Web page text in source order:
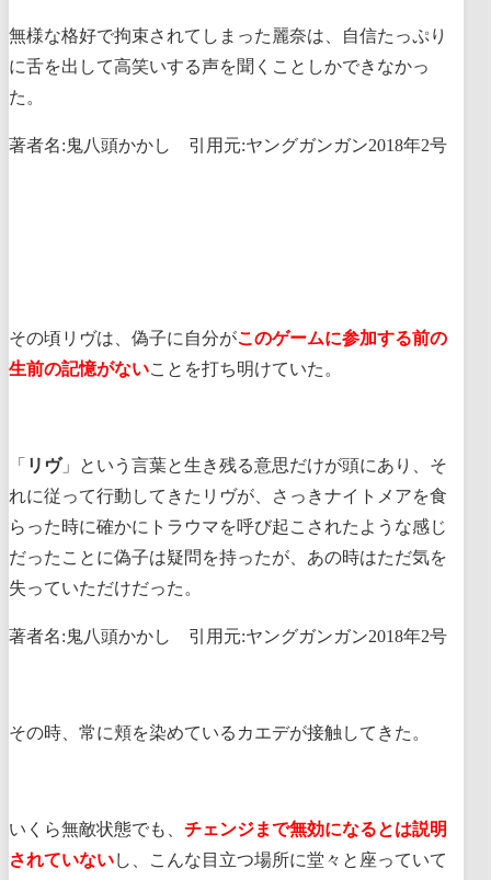
無様な格好で拘束されてしまった麗奈は、自信たっぷり
に舌を出して高笑いする声を聞くことしかできなかっ
た。
著者名:鬼八頭かかし 引用元:ヤングガンガン2018年2号
その頃リヴは、偽子に自分がこのゲームに参加する前の
生前の記憶がないことを打ち明けていた。
「 リヴ」という言葉と生き残る意思だけが頭にあり、そ
れに従って行動してきたリヴが、さっきナイトメアを食
らった時に確かにトラウマを呼び起こされたような感じ
だったことに偽子は疑問を持ったが、あの時はただ気を
失っていただけだった。
著者名:鬼八頭かかし 引用元:ヤングガンガン2018年2号
その時、常に頬を染めているカエデが接触してきた。
いくら無敵状態でも、 チェンジまで無効になるとは説明
されていないし、こんな目立つ場所に堂々と座っていて